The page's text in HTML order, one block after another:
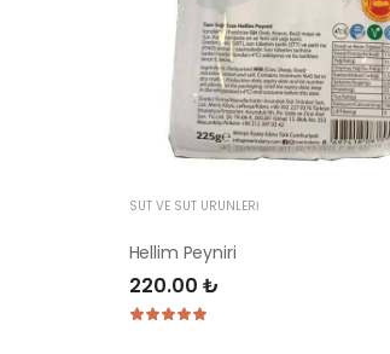
SÜT VE SÜT ÜRÜNLERI
Hellim Peyniri
220.00 ₺